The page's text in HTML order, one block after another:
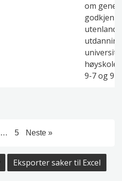
om
9-7 og 9-8
… 5 Neste »
Eksporter saker til Excel